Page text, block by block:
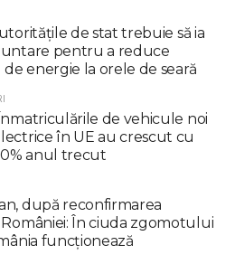
de stat trebuie să ia
pentru a reduce
energie la orele de seară
de vehicule noi
în UE au crescut cu
anul trecut
după reconfirmarea
În ciuda zgomotului
funcţionează